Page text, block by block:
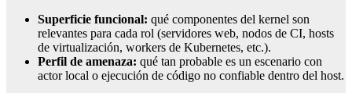
Superficie funcional: qué componentes del kernel son
relevantes para cada rol (servidores web, nodos de CI, hosts
de virtualización, workers de Kubernetes, etc.).
Perfil de amenaza: qué tan probable es un escenario con
actor local o ejecución de código no confiable dentro del host.